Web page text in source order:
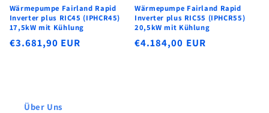
Wärmepumpe Fairland Rapid
Inverter plus RIC45 (IPHCR45)
17,5kW mit Kühlung
Normaler
€3.681,90 EUR
Wärmepumpe Fairland Rapid
Inverter plus RIC55 (IPHCR55)
20,5kW mit Kühlung
Normaler
€4.184,00 EUR
Über Uns